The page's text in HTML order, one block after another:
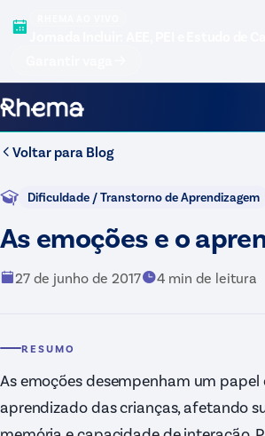
Voltar para Blog
Dificuldade / Transtorno de Aprendizagem
As emoções e o
27 de junho de 2017 4 min de leitura
RESUMO
As emoções desempenham um papel
aprendizado das crianças, afetando